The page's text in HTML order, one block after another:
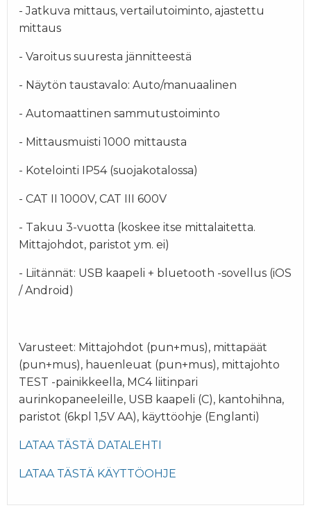
- Jatkuva mittaus, vertailutoiminto, ajastettu
mittaus
- Varoitus suuresta jännitteestä
- Näytön taustavalo: Auto/manuaalinen
- Automaattinen sammutustoiminto
- Mittausmuisti 1000 mittausta
- Kotelointi IP54 (suojakotalossa)
- CAT II 1000V, CAT III 600V
- Takuu 3-vuotta (koskee itse mittalaitetta.
Mittajohdot, paristot ym. ei)
- Liitännät: USB kaapeli + bluetooth -sovellus (iOS
/ Android)
Varusteet: Mittajohdot (pun+mus), mittapäät
(pun+mus), hauenleuat (pun+mus), mittajohto
TEST -painikkeella, MC4 liitinpari
aurinkopaneeleille, USB kaapeli (C), kantohihna,
paristot (6kpl 1,5V AA), käyttöohje (Englanti)
LATAA TÄSTÄ DATALEHTI
LATAA TÄSTÄ KÄYTTÖOHJE